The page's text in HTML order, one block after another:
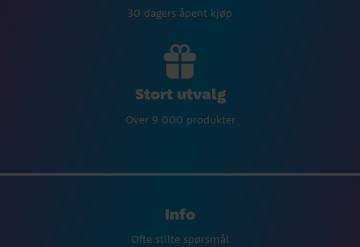
30 dagers åpent kjøp
Stort utvalg
Over 9 000 produkter
Info
Ofte stilte spørsmål